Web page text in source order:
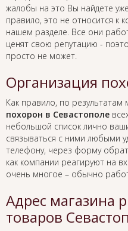
жалобы на это Вы найдете
правило, это не относится
нашем разделе. Все они
ценят свою репутацию -
просто не может.
Организация
Как правило, по результатам
похорон в Севастополе
небольшой список лично
связываться с ними любыми
телефону, через форму
как компании реагируют на
очень многое – обычно
Адрес магазина
товаров